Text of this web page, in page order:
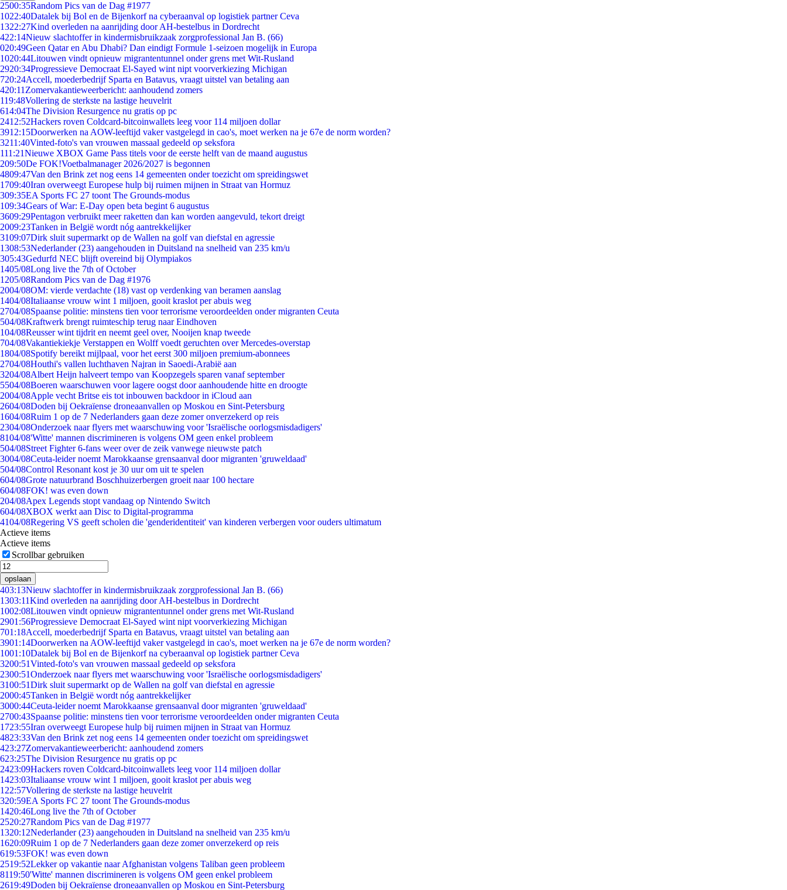
2500:35Random Pics van de Dag #1977
1022:40Datalek bij Bol en de Bijenkorf na cyberaanval op logistiek partner Ceva
1322:27Kind overleden na aanrijding door AH-bestelbus in Dordrecht
422:14Nieuw slachtoffer in kindermisbruikzaak zorgprofessional Jan B. (66)
020:49Geen Qatar en Abu Dhabi? Dan eindigt Formule 1-seizoen mogelijk in Europa
1020:44Litouwen vindt opnieuw migrantentunnel onder grens met Wit-Rusland
2920:34Progressieve Democraat El-Sayed wint nipt voorverkiezing Michigan
720:24Accell, moederbedrijf Sparta en Batavus, vraagt uitstel van betaling aan
420:11 Zomervakantieweerbericht: aanhoudend zomers
119:48Vollering de sterkste na lastige heuvelrit
614:04The Division Resurgence nu gratis op pc
2412:52Hackers roven Coldcard-bitcoinwallets leeg voor 114 miljoen dollar
3912:15Doorwerken na AOW-leeftijd vaker vastgelegd in cao's, moet werken na je 67e de norm worden?
3211:40Vinted-foto's van vrouwen massaal gedeeld op seksfora
111:21Nieuwe XBOX Game Pass titels voor de eerste helft van de maand augustus
209:50De FOK!Voetbalmanager 2026/2027 is begonnen
4809:47Van den Brink zet nog eens 14 gemeenten onder toezicht om spreidingswet
1709:40Iran overweegt Europese hulp bij ruimen mijnen in Straat van Hormuz
309:35EA Sports FC 27 toont The Grounds-modus
109:34Gears of War: E-Day open beta begint 6 augustus
3609:29Pentagon verbruikt meer raketten dan kan worden aangevuld, tekort dreigt
2009:23Tanken in België wordt nóg aantrekkelijker
3109:07Dirk sluit supermarkt op de Wallen na golf van diefstal en agressie
1308:53Nederlander (23) aangehouden in Duitsland na snelheid van 235 km/u
305:43Gedurfd NEC blijft overeind bij Olympiakos
1405/08Long live the 7th of October
1205/08Random Pics van de Dag #1976
2004/08OM: vierde verdachte (18) vast op verdenking van beramen aanslag
1404/08Italiaanse vrouw wint 1 miljoen, gooit kraslot per abuis weg
2704/08Spaanse politie: minstens tien voor terrorisme veroordeelden onder migranten Ceuta
504/08Kraftwerk brengt ruimteschip terug naar Eindhoven
104/08Reusser wint tijdrit en neemt geel over, Nooijen knap tweede
704/08Vakantiekiekje Verstappen en Wolff voedt geruchten over Mercedes-overstap
1804/08Spotify bereikt mijlpaal, voor het eerst 300 miljoen premium-abonnees
2704/08Houthi's vallen luchthaven Najran in Saoedi-Arabië aan
3204/08Albert Heijn halveert tempo van Koopzegels sparen vanaf september
5504/08Boeren waarschuwen voor lagere oogst door aanhoudende hitte en droogte
2004/08Apple vecht Britse eis tot inbouwen backdoor in iCloud aan
2604/08Doden bij Oekraïense droneaanvallen op Moskou en Sint-Petersburg
1604/08Ruim 1 op de 7 Nederlanders gaan deze zomer onverzekerd op reis
2304/08Onderzoek naar flyers met waarschuwing voor 'Israëlische oorlogsmisdadigers'
8104/08'Witte' mannen discrimineren is volgens OM geen enkel probleem
504/08Street Fighter 6-fans weer over de zeik vanwege nieuwste patch
3004/08Ceuta-leider noemt Marokkaanse grensaanval door migranten 'gruweldaad'
504/08Control Resonant kost je 30 uur om uit te spelen
604/08Grote natuurbrand Boschhuizerbergen groeit naar 100 hectare
604/08FOK! was even down
204/08Apex Legends stopt vandaag op Nintendo Switch
604/08XBOX werkt aan Disc to Digital-programma
4104/08Regering VS geeft scholen die 'genderidentiteit' van kinderen verbergen voor ouders ultimatum
Actieve items
Actieve items
Scrollbar gebruiken
opslaan
403:13Nieuw slachtoffer in kindermisbruikzaak zorgprofessional Jan B. (66)
1303:11Kind overleden na aanrijding door AH-bestelbus in Dordrecht
1002:08Litouwen vindt opnieuw migrantentunnel onder grens met Wit-Rusland
2901:56Progressieve Democraat El-Sayed wint nipt voorverkiezing Michigan
701:18Accell, moederbedrijf Sparta en Batavus, vraagt uitstel van betaling aan
3901:14Doorwerken na AOW-leeftijd vaker vastgelegd in cao's, moet werken na je 67e de norm worden?
1001:10Datalek bij Bol en de Bijenkorf na cyberaanval op logistiek partner Ceva
3200:51Vinted-foto's van vrouwen massaal gedeeld op seksfora
2300:51Onderzoek naar flyers met waarschuwing voor 'Israëlische oorlogsmisdadigers'
3100:51Dirk sluit supermarkt op de Wallen na golf van diefstal en agressie
2000:45Tanken in België wordt nóg aantrekkelijker
3000:44Ceuta-leider noemt Marokkaanse grensaanval door migranten 'gruweldaad'
2700:43Spaanse politie: minstens tien voor terrorisme veroordeelden onder migranten Ceuta
1723:55Iran overweegt Europese hulp bij ruimen mijnen in Straat van Hormuz
4823:33Van den Brink zet nog eens 14 gemeenten onder toezicht om spreidingswet
423:27Zomervakantieweerbericht: aanhoudend zomers
623:25The Division Resurgence nu gratis op pc
2423:09Hackers roven Coldcard-bitcoinwallets leeg voor 114 miljoen dollar
1423:03Italiaanse vrouw wint 1 miljoen, gooit kraslot per abuis weg
1 22:57Vollering de sterkste na lastige heuvelrit
320:59EA Sports FC 27 toont The Grounds-modus
1420:46Long live the 7th of October
2520:27Random Pics van de Dag #1977
1320:12Nederlander (23) aangehouden in Duitsland na snelheid van 235 km/u
1620:09Ruim 1 op de 7 Nederlanders gaan deze zomer onverzekerd op reis
619:53FOK! was even down
2519:52Lekker op vakantie naar Afghanistan volgens Taliban geen probleem
8119:50'Witte' mannen discrimineren is volgens OM geen enkel probleem
2619:49Doden bij Oekraïense droneaanvallen op Moskou en Sint-Petersburg